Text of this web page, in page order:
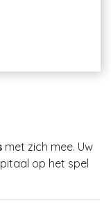
met zich mee. Uw
op het spel